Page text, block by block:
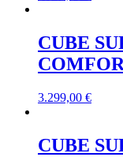
CUBE
3.299,00 €
CUBE